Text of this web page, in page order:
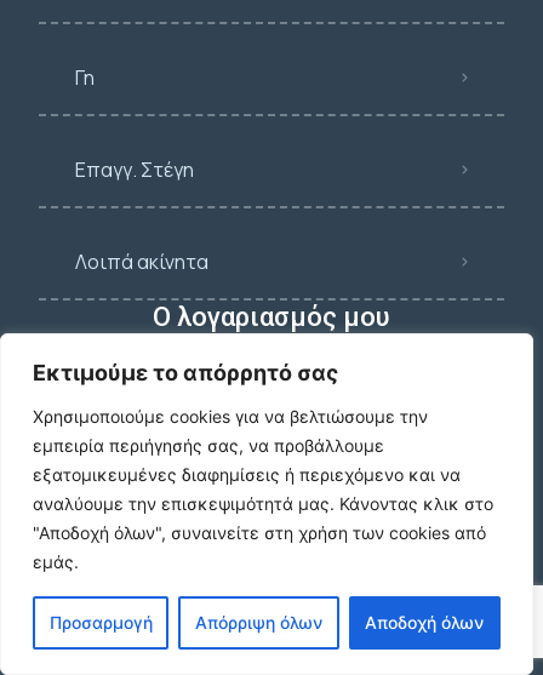
Εκτιμούμε το απόρρητό σας
Χρησιμοποιούμε cookies για να βελτιώσουμε την
εμπειρία περιήγησής σας, να προβάλλουμε
εξατομικευμένες διαφημίσεις ή περιεχόμενο και να
αναλύουμε την επισκεψιμότητά μας. Κάνοντας κλικ στο
"Αποδοχή όλων", συναινείτε στη χρήση των cookies από
εμάς.
Προσαρμογή Απόρριψη όλων Αποδοχή όλων
Γη
Επαγγ. Στέγη
Λοιπά ακίνητα
Ο λογαριασμός μου
Σύνδεση/Login
Εγγραφή
Ξεχάσατε τον κωδικό σας;